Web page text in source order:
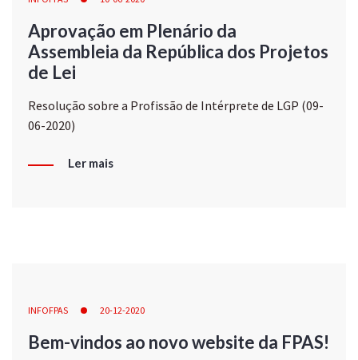
Aprovação em Plenário da
Assembleia da República dos Projetos
de Lei
Resolução sobre a Profissão de Intérprete de LGP (09-
06-2020)
Ler mais
INFOFPAS 20-12-2020
Bem-vindos ao novo website da FPAS!